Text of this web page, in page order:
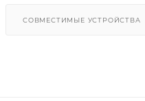
СОВМЕСТИМЫЕ УСТРОЙСТВА